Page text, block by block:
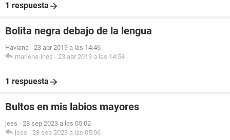
1 respuesta
Bolita negra debajo de la lengua
Haviana - 23 abr 2019 a las 14:46
marlene-ines - 23 abr 2019 a las 14:54
1 respuesta
Bultos en mis labios mayores
jess - 28 sep 2023 a las 05:02
jess - 28 sep 2023 a las 05:06